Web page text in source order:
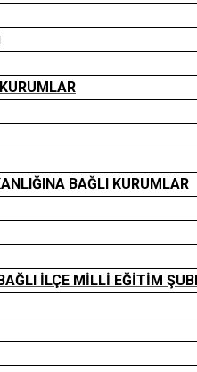
BAĞLI KURUMLAR
İLÇE MİLLİ EĞİTİM